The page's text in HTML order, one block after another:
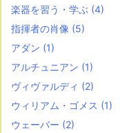
楽器を習う・学ぶ (4)
指揮者の肖像 (5)
アダン (1)
アルチュニアン (1)
ヴィヴァルディ (2)
ウィリアム・ゴメス (1)
ウェーバー (2)